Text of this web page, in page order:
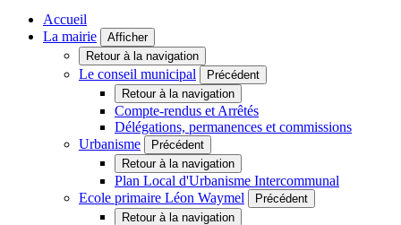
Accueil
La mairie
Afficher
Retour à la navigation
Le conseil municipal
Précédent
Retour à la navigation
Compte-rendus et Arrêtés
Délégations, permanences et commissions
Urbanisme
Précédent
Retour à la navigation
Plan Local d'Urbanisme Intercommunal
Ecole primaire Léon Waymel
Précédent
Retour à la navigation